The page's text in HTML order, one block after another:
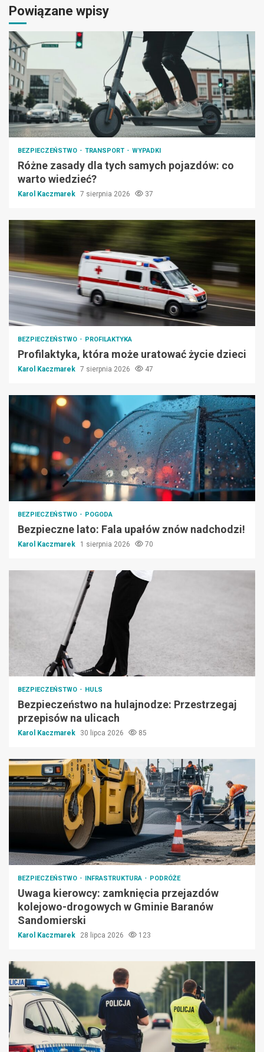
Powiązane wpisy
BEZPIECZEŃSTWO TRANSPORT WYPADKI
Różne zasady dla tych samych pojazdów: co
warto wiedzieć?
Karol Kaczmarek 7 sierpnia 2026 37
BEZPIECZEŃSTWO PROFILAKTYKA
Profilaktyka, która może uratować życie dzieci
Karol Kaczmarek 7 sierpnia 2026 47
BEZPIECZEŃSTWO POGODA
Bezpieczne lato: Fala upałów znów nadchodzi!
Karol Kaczmarek 1 sierpnia 2026 70
BEZPIECZEŃSTWO HULS
Bezpieczeństwo na hulajnodze: Przestrzegaj
przepisów na ulicach
Karol Kaczmarek 30 lipca 2026 85
BEZPIECZEŃSTWO INFRASTRUKTURA PODRÓŻE
Uwaga kierowcy: zamknięcia przejazdów
kolejowo-drogowych w Gminie Baranów
Sandomierski
Karol Kaczmarek 28 lipca 2026 123